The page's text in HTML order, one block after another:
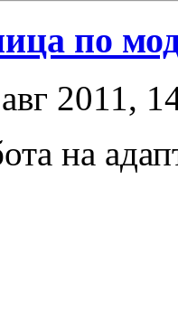
по
2011,
на